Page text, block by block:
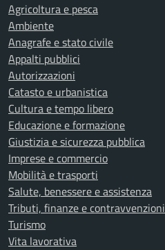
Agricoltura e pesca
Ambiente
Anagrafe e stato civile
Appalti pubblici
Autorizzazioni
Catasto e urbanistica
Cultura e tempo libero
Educazione e formazione
Giustizia e sicurezza pubblica
Imprese e commercio
Mobilità e trasporti
Salute, benessere e assistenza
Tributi, finanze e contravvenzioni
Turismo
Vita lavorativa